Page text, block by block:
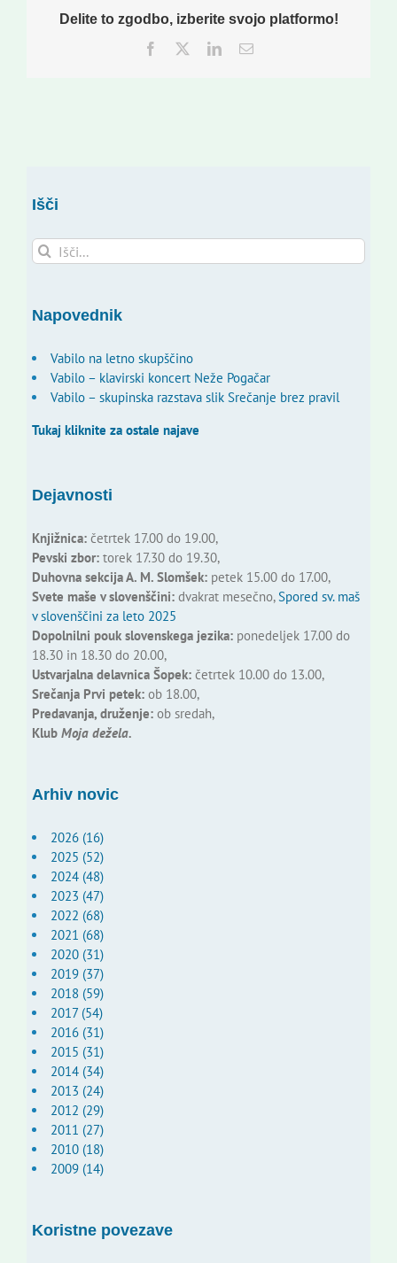
Delite to zgodbo, izberite svojo platformo!
Facebook
TwitterLinkedInEmail
Išči
Search
for:
Napovednik
Vabilo na letno skupščino
Vabilo – klavirski koncert Neže Pogačar
Vabilo – skupinska razstava slik Srečanje brez pravil
Tukaj kliknite za ostale najave
Dejavnosti
Knjižnica:četrtek 17.00 do 19.00,
Pevski zbor:torek 17.30 do 19.30,
Duhovna sekcija A. M. Slomšek:petek 15.00 do 17.00,
Svete maše v slovenščini:dvakrat mesečno,Spored sv. maš
v slovenščini za leto 2025
Dopolnilni pouk slovenskega jezika:ponedeljek 17.00 do
18.30 in 18.30 do 20.00,
Ustvarjalna delavnica Šopek:četrtek 10.00 do 13.00,
Srečanja Prvi petek:ob 18.00,
Predavanja, druženje:ob sredah,
Klub Moja dežela.
Arhiv novic
2026 (16)
2025 (52)
2024 (48)
2023 (47)
2022 (68)
2021 (68)
2020 (31)
2019 (37)
2018 (59)
2017 (54)
2016 (31)
2015 (31)
2014 (34)
2013 (24)
2012 (29)
2011 (27)
2010 (18)
2009 (14)
Koristne povezave